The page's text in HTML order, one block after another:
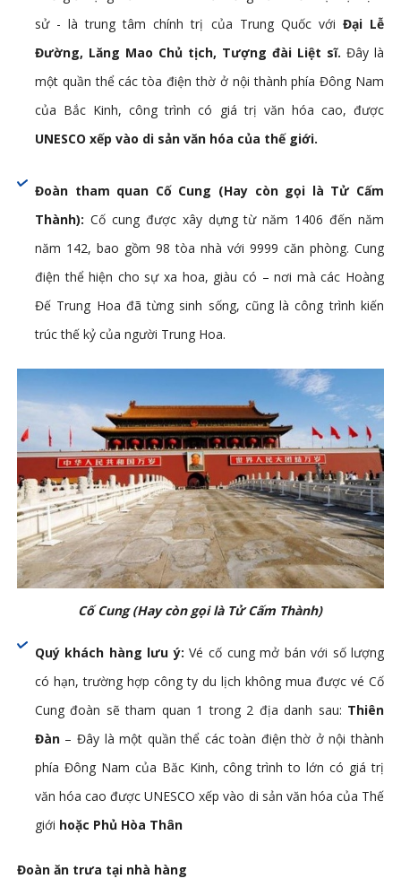
sử - là trung tâm chính trị của Trung Quốc với Đại Lễ
Đường, Lăng Mao Chủ tịch, Tượng đài Liệt sĩ.Đây là
một quần thể các tòa điện thờ ở nội thành phía Đông Nam
của Bắc Kinh, công trình có giá trị văn hóa cao, được
UNESCO xếp vào di sản văn hóa của thế giới.
Đoàn tham quan Cố Cung (Hay còn gọi là Tử Cấm
Thành): Cố cung được xây dựng từ năm 1406 đến năm
năm 142, bao gồm 98 tòa nhà với 9999 căn phòng. Cung
điện thể hiện cho sự xa hoa, giàu có – nơi mà các Hoàng
Đế Trung Hoa đã từng sinh sống, cũng là công trình kiến
trúc thế kỷ của người Trung Hoa.
Cố Cung (Hay còn gọi là Tử Cấm Thành)
Quý khách hàng lưu ý: Vé cố cung mở bán với số lượng
có hạn, trường hợp công ty du lịch không mua được vé Cố
Cung đoàn sẽ tham quan 1 trong 2 địa danh sau: Thiên
Đàn– Đây là một quần thể các toàn điện thờ ở nội thành
phía Đông Nam của Băc Kinh, công trình to lớn có giá trị
văn hóa cao được UNESCO xếp vào di sản văn hóa của Thế
giới hoặc Phủ Hòa Thân
Đoàn ăn trưa tại nhà hàng